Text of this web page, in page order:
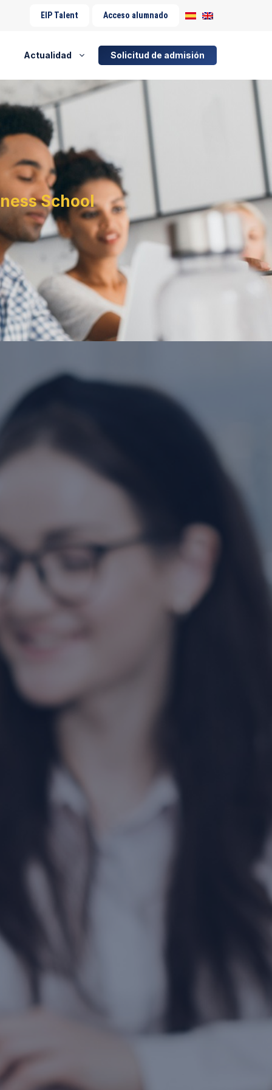
EIP Talent Acceso alumnado
Actualidad Solicitud de admisión
School